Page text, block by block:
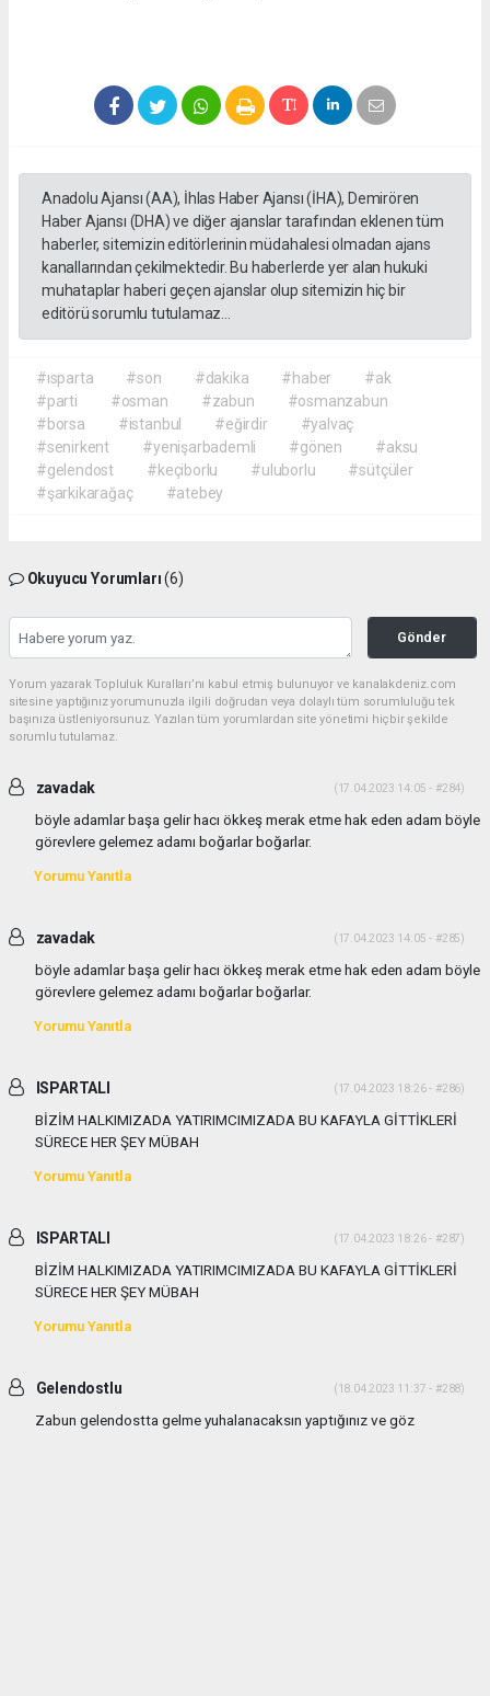
Anadolu Ajansı (AA), İhlas Haber Ajansı (İHA), Demirören
Haber Ajansı (DHA) ve diğer ajanslar tarafından eklenen tüm
haberler, sitemizin editörlerinin müdahalesi olmadan ajans
kanallarından çekilmektedir. Bu haberlerde yer alan hukuki
muhataplar haberi geçen ajanslar olup sitemizin hiç bir
editörü sorumlu tutulamaz...
#ısparta #son #dakika #haber
#ak
#parti
#osman #zabun
#osmanzabun
#borsa
#istanbul #eğirdir
#yalvaç
#senirkent
#yenişarbademli #gönen
#aksu
#gelendost
#keçiborlu #uluborlu
#sütçüler
#şarkikarağaç
#atebey
Okuyucu Yorumları(6)
Gönder
Yorum yazarak Topluluk Kuralları’nı kabul etmiş bulunuyor ve kanalakdeniz.com
sitesine yaptığınız yorumunuzla ilgili doğrudan veya dolaylı tüm sorumluluğu tek
başınıza üstleniyorsunuz. Yazılan tüm yorumlardan site yönetimi hiçbir şekilde
sorumlu tutulamaz.
zavadak (17.04.2023 14:05 - #284)
böyle adamlar başa gelir hacı ökkeş merak etme hak eden adam böyle
görevlere gelemez adamı boğarlar boğarlar.
Yorumu Yanıtla
zavadak (17.04.2023 14:05 - #285)
böyle adamlar başa gelir hacı ökkeş merak etme hak eden adam böyle
görevlere gelemez adamı boğarlar boğarlar.
Yorumu Yanıtla
ISPARTALI (17.04.2023 18:26 - #286)
BİZİM HALKIMIZADA YATIRIMCIMIZADA BU KAFAYLA GİTTİKLERİ
SÜRECE HER ŞEY MÜBAH
Yorumu Yanıtla
ISPARTALI (17.04.2023 18:26 - #287)
BİZİM HALKIMIZADA YATIRIMCIMIZADA BU KAFAYLA GİTTİKLERİ
SÜRECE HER ŞEY MÜBAH
Yorumu Yanıtla
Gelendostlu (18.04.2023 11:37 - #288)
Zabun gelendostta gelme yuhalanacaksın yaptığınız ve göz